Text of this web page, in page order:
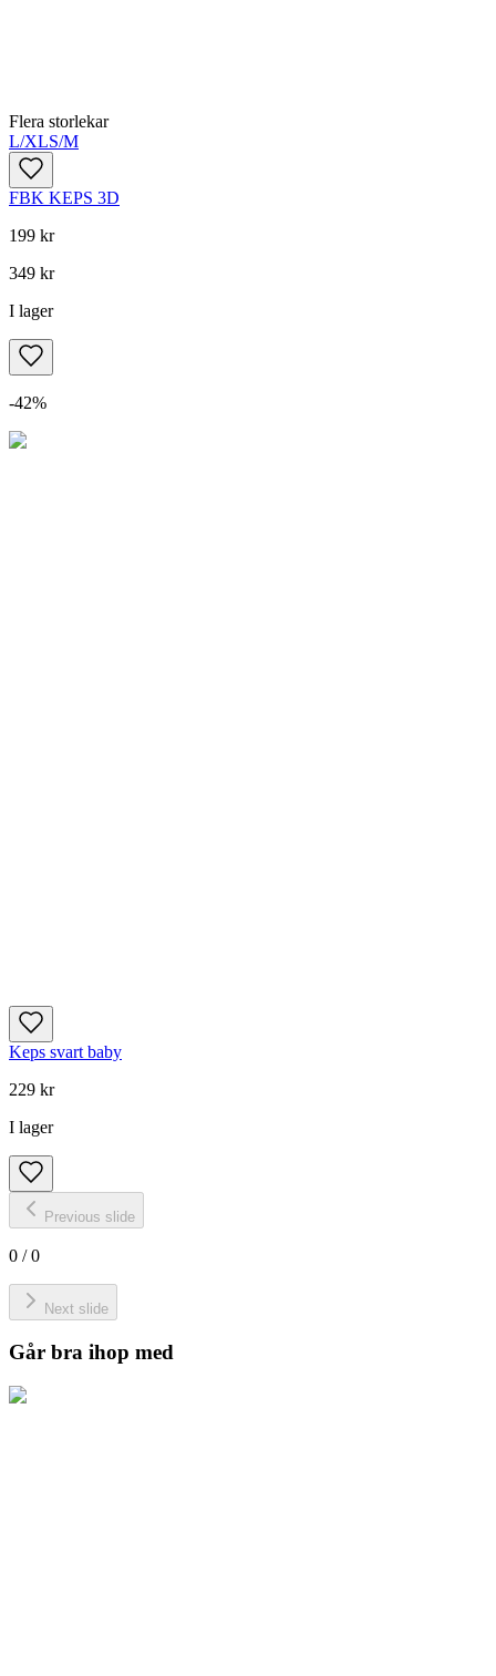
Flera storlekar
L/XLS/M
FBK KEPS 3D
199 kr
349 kr
I lager
-42%
Keps svart baby
229 kr
I lager
Previous slide
0 /0
Next slide
Går bra ihop med